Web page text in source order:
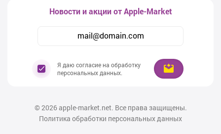
Новости и акции от Apple-Market
Я даю согласие на обработку
персональных данных.
© 2026apple-market.net. Все права защищены.
Политика обработки персональных данных